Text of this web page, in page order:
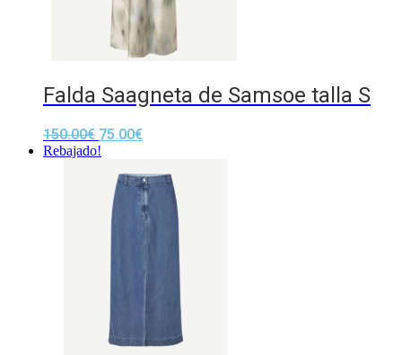
Falda Saagneta de Samsoe talla S
150.00€ 75.00€
Rebajado!